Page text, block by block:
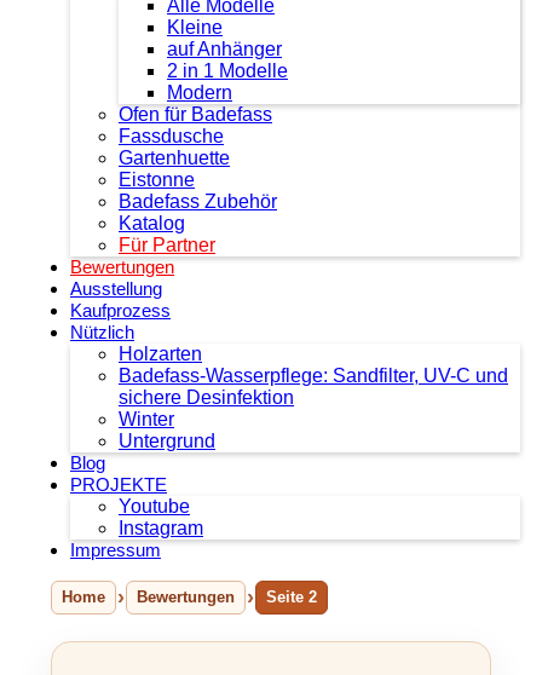
Alle Modelle
Kleine
auf Anhänger
2 in 1 Modelle
Modern
Ofen für Badefass
Fassdusche
Gartenhuette
Eistonne
Badefass Zubehör
Katalog
Für Partner
Bewertungen
Ausstellung
Kaufprozess
Nützlich
Holzarten
Badefass-Wasserpflege: Sandfilter, UV-C und
sichere Desinfektion
Winter
Untergrund
Blog
PROJEKTE
Youtube
Instagram
Impressum
Home Bewertungen Seite 2